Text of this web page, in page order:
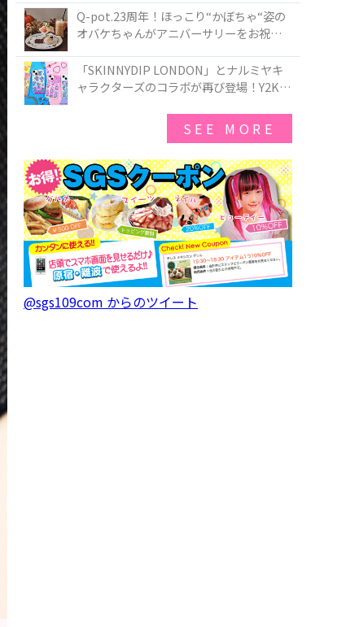
50周年アニバーサリーイヤー』を記念し
たコレクションが登場
Q-pot.23周年！ほっこり“かぼちゃ“姿の
オバケちゃんがアニバーサリーをお祝い
ー」が新発売！Q-pot CAFE.では「かぼち
ゃのオバケーキプレート」も登場
「SKINNYDIP LONDON」とナルミヤキ
ャラクターズのコラボが再び登場！Y2Kム
SEE MORE
@sgs109com からのツイート